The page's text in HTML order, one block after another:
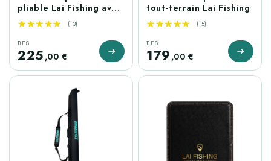
pliable Lai Fishing avec
sac de transport
★★★★★
★★★★★ (13)
DÈS
225 ,00 €
tout-terrain Lai Fishing
★★★★★
★★★★★ (15)
DÈS
179 ,00 €